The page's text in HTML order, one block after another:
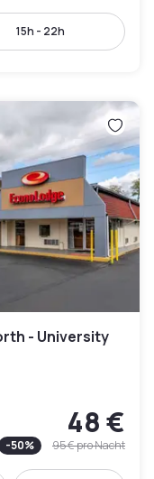
15h - 22h
- University
48 €
-50% 95 €pro Nacht